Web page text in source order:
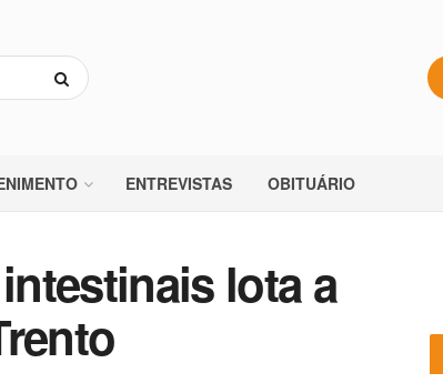
ENTREVISTAS OBITUÁRIO
lota a